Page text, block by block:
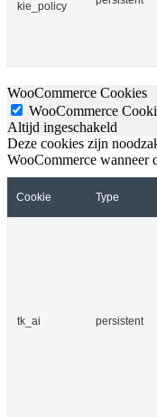
kie_policy
WooCommerce Cookies
WooCommerce
Altijd ingeschakeld
Deze cookies zijn
WooCommerce wanneer
Cookie Type
tk_ai persistent